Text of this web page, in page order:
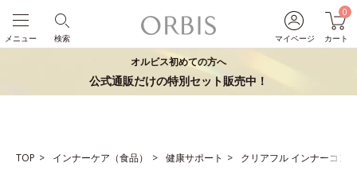
マイページ
0
カート
検索
メニュー
オルビス初めての方へ
公式通販だけの特別セット販売中！
TOP インナーケア（食品） 健康サポート クリアフル インナーコン